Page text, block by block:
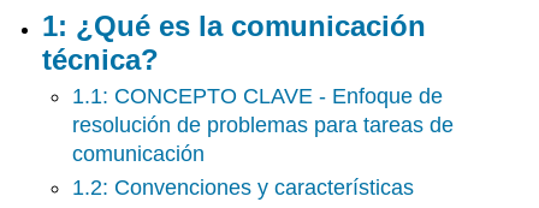
Estilo
profesional
3:
DISEÑO
LOS
Trabajo
1: ¿Qué es la comunicación
técnica?
1.1: CONCEPTO CLAVE - Enfoque de
resolución de problemas para tareas de
comunicación
1.2: Convenciones y características